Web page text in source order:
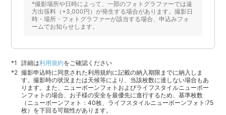
*撮影場所や日時によって、一部のフォトグラファーでは遠
方出張料（+3,000円）が発生する場合があります。撮影日
時・場所・フォトグラファーが該当する場合、申込みフォ
ームでお知らせします。
詳細は利用規約をご確認ください
撮影申込時に同意された利用規約に記載の納入期限までに納入しま
す。撮影時の状況または天候等により、当該枚数に達しない場合もあ
ります。また、ニューボーンフォトおよびライフスタイルニューボー
ンフォトの場合、お子様の安全を最優先に進行するため、基準枚数
（ニューボーンフォト：40枚、ライフスタイルニューボーンフォト:75
枚）を下回る可能性があります。